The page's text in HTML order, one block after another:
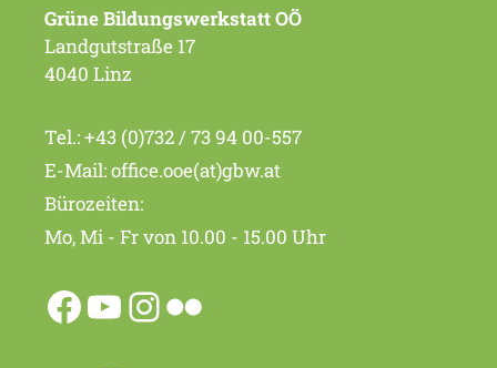
Grüne Bildungswerkstatt OÖ
Landgutstraße 17
4040 Linz
Tel.:+43 (0)732 / 73 94 00-557
E-Mail:office.ooe(at)gbw.at
Bürozeiten:
Mo, Mi - Fr von 10.00 - 15.00 Uhr